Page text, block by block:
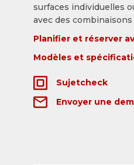
surfaces individuelles
avec des
Planifier et réserver
Modèles et
Sujetcheck
Envoyer une